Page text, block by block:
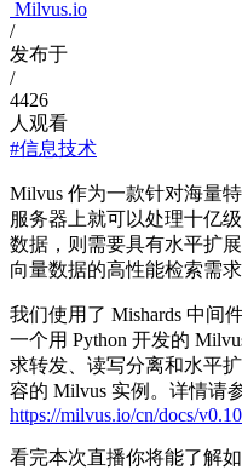
Milvus.io
/
发布于
/
4426
人观看
#信息技术
Milvus 作为一款针对海量
服务器上就可以处理十亿
数据，则需要具有水平扩
向量数据的高性能检索需求
我们使用了 Mishards 中间
一个用 Python 开发的
求转发、读写分离和水平
容的 Milvus 实例。详情请参
https://milvus.io/cn/docs/
看完本次直播你将能了解